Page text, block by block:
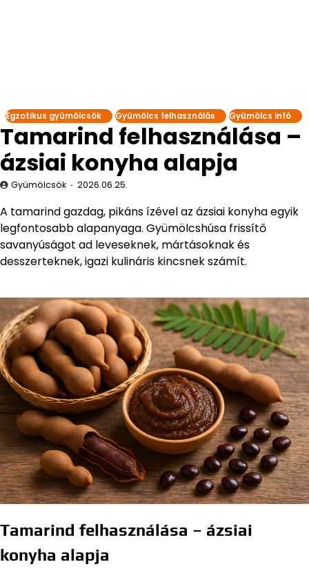
Egzotikus gyümölcsök Gyümölcs felhasználás Gyümölcs infó
Tamarind felhasználása –
ázsiai konyha alapja
Gyümölcsök 2026.06.25.
A tamarind gazdag, pikáns ízével az ázsiai konyha egyik
legfontosabb alapanyaga. Gyümölcshúsa frissítő
savanyúságot ad leveseknek, mártásoknak és
desszerteknek, igazi kulináris kincsnek számít.
Tamarind felhasználása – ázsiai
konyha alapja